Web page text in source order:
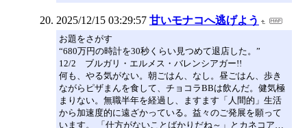
2025/12/15 03:29:57 甘いモナコへ逃げよう
お題をさがす
“680万円の時計を30秒くらい見つめて退店した。”
12/2 ブルガリ・エルメス・バレンシアガー!!
何も、やる気がない。朝ごはん、なし。昼ごはん、歩き
ながらピザまんを食して、チョコラBBは飲んだ。健気極
まりない。無職半年を経過し、ますます「人間的」生活
から加速度的に遠ざかっている。益々のご発展を願って
います。 「仕方がないことばかりだね～」とカネコア…